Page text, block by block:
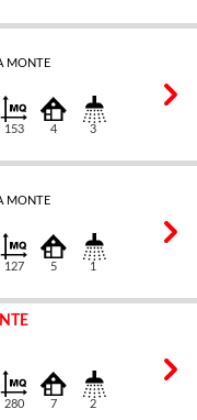
MONTE
153 4 3
MONTE
127 5 1
280 7 2